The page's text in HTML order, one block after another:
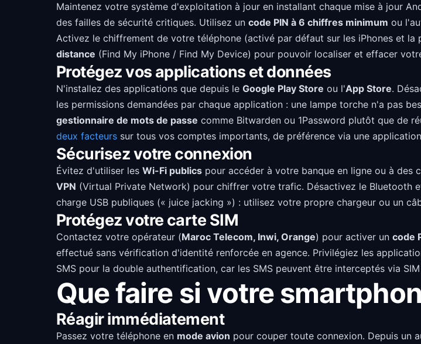
Maintenez votre système d'exploitation à jour en installant chaque mise à jour
des failles de sécurité critiques. Utilisez un code PIN à 6 chiffres minimum ou
Activez le chiffrement de votre téléphone (activé par défaut sur les iPhones et
distance (Find My iPhone / Find My Device) pour pouvoir localiser et effacer
Protégez vos applications et données
N'installez des applications que depuis le Google Play Store ou l'App Store.
les permissions demandées par chaque application : une lampe torche n'a pas
gestionnaire de mots de passe comme Bitwarden ou 1Password plutôt que de
deux facteurs sur tous vos comptes importants, de préférence via une
Sécurisez votre connexion
Évitez d'utiliser les Wi-Fi publics pour accéder à votre banque en ligne ou à des
VPN (Virtual Private Network) pour chiffrer votre trafic. Désactivez le Bluetooth
charge USB publiques (« juice jacking ») : utilisez votre propre chargeur ou un
Protégez votre carte SIM
Contactez votre opérateur (Maroc Telecom, Inwi, Orange) pour activer un code
effectué sans vérification d'identité renforcée en agence. Privilégiez les
SMS pour la double authentification, car les SMS peuvent être interceptés via
Que faire si votre
Réagir immédiatement
Passez votre téléphone en mode avion pour couper toute connexion. Depuis un